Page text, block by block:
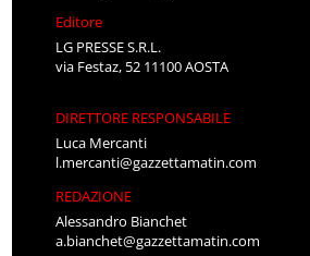
Editore
LG PRESSE S.R.L.
via Festaz, 52 11100 AOSTA
DIRETTORE RESPONSABILE
Luca Mercanti
l.mercanti@gazzettamatin.com
REDAZIONE
Alessandro Bianchet
a.bianchet@gazzettamatin.com